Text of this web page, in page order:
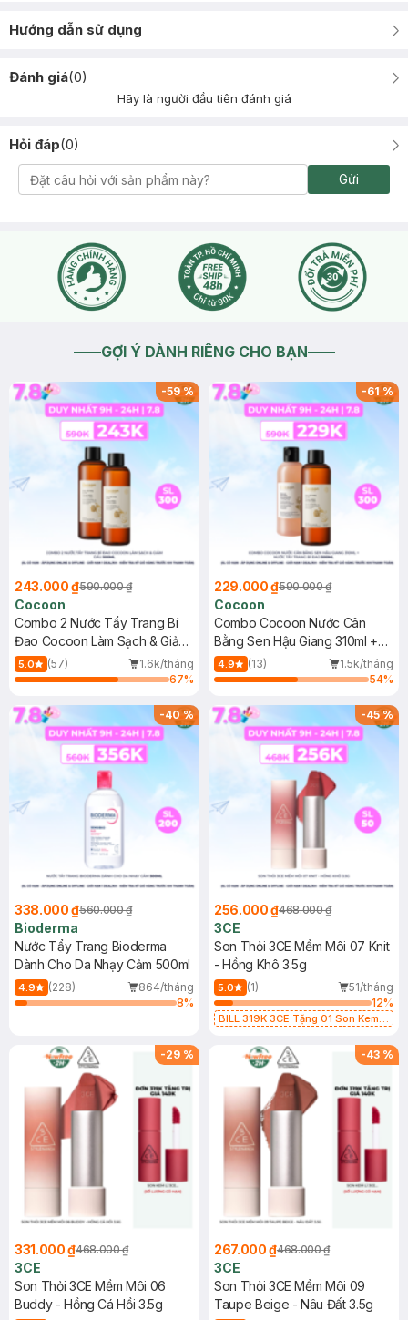
Hướng dẫn sử dụng
Đánh giá(0)
Hãy là người đầu tiên đánh giá
Hỏi đáp(0)
Gửi
GỢI Ý DÀNH RIÊNG CHO BẠN
-59%
243.000 ₫590.000 ₫
Cocoon
Combo 2 Nước Tẩy Trang Bí
Đao Cocoon Làm Sạch & Giảm
Dầu 500ml
5.0 (57)
1.6k/tháng
67%
-61%
229.000 ₫590.000 ₫
Cocoon
Combo Cocoon Nước Cân
Bằng Sen Hậu Giang 310ml +
Nước Tẩy Trang Bí Đao 500ml
4.9 (13)
1.5k/tháng
54%
-40%
338.000 ₫560.000 ₫
Bioderma
Nước Tẩy Trang Bioderma
Dành Cho Da Nhạy Cảm 500ml
4.9 (228)
864/tháng
8%
-45%
256.000 ₫468.000 ₫
3CE
Son Thỏi 3CE Mềm Môi 07 Knit
- Hồng Khô 3.5g
5.0 (1)
51/tháng
12%
BILL 319K 3CE Tặng 01 Son Kem
1.5g (SL có hạn)
-29 %
331.000 ₫468.000 ₫
3CE
Son Thỏi 3CE Mềm Môi 06
Buddy - Hồng Cá Hồi 3.5g
-43 %
267.000 ₫468.000 ₫
3CE
Son Thỏi 3CE Mềm Môi 09
Taupe Beige - Nâu Đất 3.5g